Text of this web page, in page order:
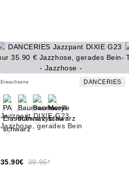
Erwachsene DANCERIES
Jazzpant DIXIE G23
Jazzhose, gerades Bein
35.90€ 39.95*